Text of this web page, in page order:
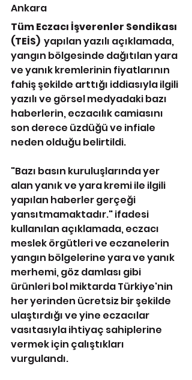
Ankara
Tüm Eczacı İşverenler Sendikası
(TEİS) yapılan yazılı açıklamada,
yangın bölgesinde dağıtılan yara
ve yanık kremlerinin fiyatlarının
fahiş şekilde arttığı iddiasıyla ilgili
yazılı ve görsel medyadaki bazı
haberlerin, eczacılık camiasını
son derece üzdüğü ve infiale
neden olduğu belirtildi.
"Bazı basın kuruluşlarında yer
alan yanık ve yara kremi ile ilgili
yapılan haberler gerçeği
yansıtmamaktadır." ifadesi
kullanılan açıklamada, eczacı
meslek örgütleri ve eczanelerin
yangın bölgelerine yara ve yanık
merhemi, göz damlası gibi
ürünleri bol miktarda Türkiye'nin
her yerinden ücretsiz bir şekilde
ulaştırdığı ve yine eczacılar
vasıtasıyla ihtiyaç sahiplerine
vermek için çalıştıkları
vurgulandı.